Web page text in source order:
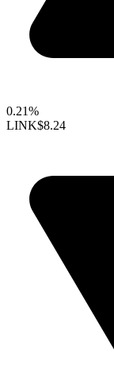
0.21%
LINK$8.24